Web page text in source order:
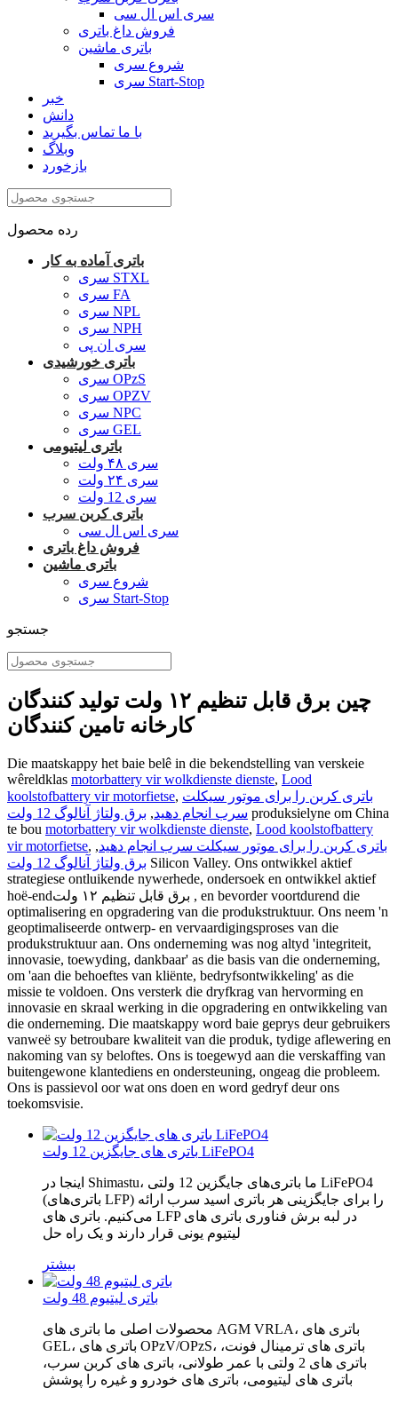
سری اس ال سی
فروش داغ باتری
باتری ماشین
شروع سری
سری Start-Stop
خبر
دانش
با ما تماس بگیرید
وبلاگ
بازخورد
رده محصول
باتری آماده به کار
سری STXL
سری FA
سری NPL
سری NPH
سری ان پی
باتری خورشیدی
سری OPzS
سری OPZV
سری NPC
سری GEL
باتری لیتیومی
سری ۴۸ ولت
سری ۲۴ ولت
سری 12 ولت
باتری کربن سرب
سری اس ال سی
فروش داغ باتری
باتری ماشین
شروع سری
سری Start-Stop
جستجو
چین برق قابل تنظیم ۱۲ ولت تولید کنندگان
کارخانه تامین کنندگان
Die maatskappy het baie belê in die bekendstelling van verskeie
wêreldklas motorbattery vir wolkdienste dienste, Lood
koolstofbattery vir motorfietse, باتری کربن را برای موتور سیکلت
سرب انجام دهید, برق ولتاژ آنالوگ 12 ولت
produksielyne om China
te bou motorbattery vir wolkdienste dienste, Lood koolstofbattery
vir motorfietse, باتری کربن را برای موتور سیکلت سرب انجام دهید,
برق ولتاژ آنالوگ 12 ولت Silicon Valley. Ons ontwikkel aktief
strategiese ontluikende nywerhede, ondersoek en ontwikkel aktief
hoë-endبرق قابل تنظیم ۱۲ ولت , en bevorder voortdurend die
optimalisering en opgradering van die produkstruktuur. Ons neem 'n
geoptimaliseerde ontwerp- en vervaardigingsproses van die
produkstruktuur aan. Ons onderneming was nog altyd 'integriteit,
innovasie, toewyding, dankbaar' as die basis van die onderneming,
om 'aan die behoeftes van kliënte, bedryfsontwikkeling' as die
missie te voldoen. Ons versterk die dryfkrag van hervorming en
innovasie en skraal werking in die opgradering en ontwikkeling van
die onderneming. Die maatskappy word baie geprys deur gebruikers
vanweë sy betroubare kwaliteit van die produk, tydige aflewering en
nakoming van sy beloftes. Ons is toegewyd aan die verskaffing van
buitengewone klantediens en ondersteuning, ongeag die probleem.
Ons is passievol oor wat ons doen en word gedryf deur ons
toekomsvisie.
باتری های جایگزین 12 ولت LiFePO4
اینجا در Shimastu، ما باتری‌های جایگزین 12 ولتی LiFePO4
(باتری‌های LFP) را برای جایگزینی هر باتری اسید سرب ارائه
می‌کنیم. باتری های LFP در لبه برش فناوری باتری های
لیتیوم یونی قرار دارند و یک راه حل
بیشتر
باتری لیتیوم 48 ولت
محصولات اصلی ما باتری های AGM VRLA، باتری های
GEL، باتری های OPzV/OPzS، باتری های ترمینال فونت،
باتری های 2 ولتی با عمر طولانی، باتری های کربن سرب،
باتری های لیتیومی، باتری های خودرو و غیره را پوشش